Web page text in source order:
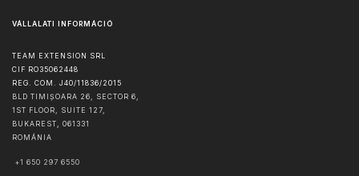
VÁLLALATI INFORMÁCIÓ
TEAM EXTENSION SRL
CIF RO35062448
REG. COM. J40/11836/2015
BLD TIMIȘOARA 26, SECTOR 6,
1ST FLOOR, SUITE 127,
BUKAREST
061331
ROMÁNIA
+1 650 297 6550